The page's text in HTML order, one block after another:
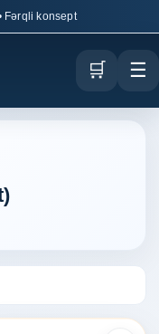
Fərqli konsept
🛒 ☰